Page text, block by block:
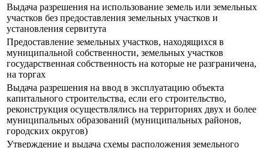
Выдача разрешения на использование земель или земельных
участков без предоставления земельных участков и
установления сервитута
Предоставление земельных участков, находящихся в
муниципальной собственности, земельных участков
государственная собственность на которые не разграничена,
на торгах
Выдача разрешения на ввод в эксплуатацию объекта
капитального строительства, если его строительство,
реконструкция осуществлялись на территориях двух и более
муниципальных образований (муниципальных районов,
городских округов)
Утверждение и выдача схемы расположения земельного